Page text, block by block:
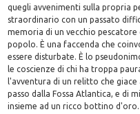
quegli avvenimenti sulla propria
straordinario con un passato
memoria di un vecchio
popolo. È una faccenda che
essere disturbate. È lo
le coscienze di chi ha troppa
l'avventura di un relitto che
passo dalla Fossa Atlantica, e di
insieme ad un ricco bottino